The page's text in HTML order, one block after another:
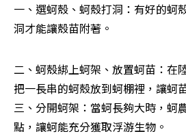
一、選蚵殼、蚵殼打洞：有好的蚵
洞才能讓殼苗附著。
二、蚵殼綁上蚵架、放置蚵苗：在
把一長串的蚵殼放到蚵棚裡，讓蚵
三、分開蚵架：當蚵長夠大時，蚵
點，讓蚵能充分獲取浮游生物。